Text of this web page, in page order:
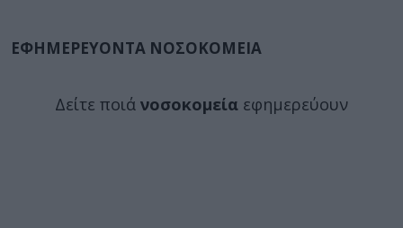
ΕΦΗΜΕΡΕΥΟΝΤΑ ΝΟΣΟΚΟΜΕΙΑ
Δείτε ποιά νοσοκομεία εφημερεύουν